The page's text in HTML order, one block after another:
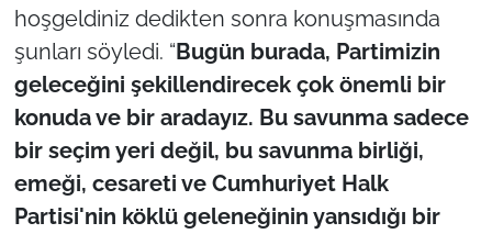
hoşgeldiniz dedikten sonra konuşmasında
şunları söyledi. “Bugün burada, Partimizin
geleceğini şekillendirecek çok önemli bir
konuda ve bir aradayız. Bu savunma sadece
bir seçim yeri değil, bu savunma birliği,
emeği, cesareti ve Cumhuriyet Halk
Partisi'nin köklü geleneğinin yansıdığı bir